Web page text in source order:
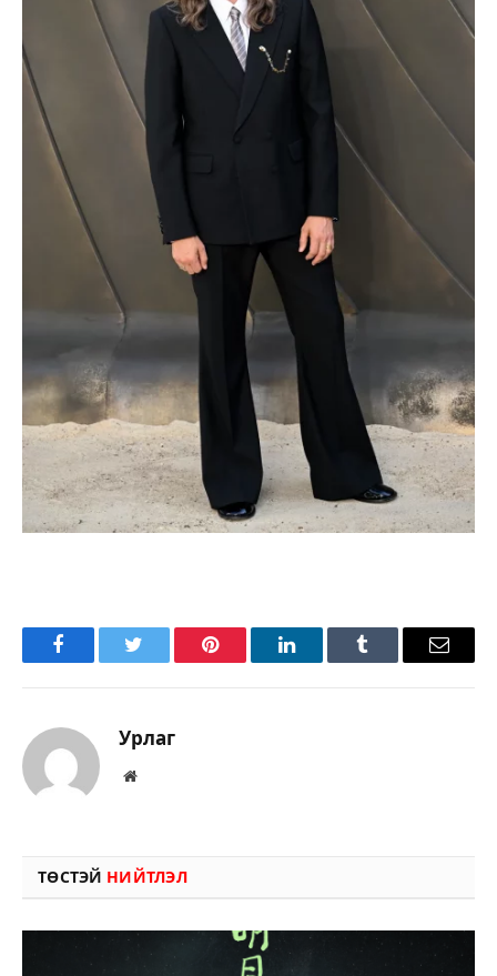
FacebookTwitter Pinterest LinkedInTumblr Имэйл
Урлаг
Вэбсайт
ТӨСТЭЙ НИЙТЛЭЛ